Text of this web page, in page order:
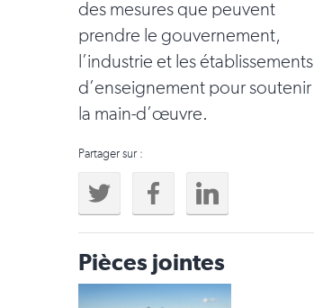
des mesures que peuvent
prendre le gouvernement,
l’industrie et les établissements
d’enseignement pour soutenir
la main-d’œuvre.
Partager sur :
Pièces jointes